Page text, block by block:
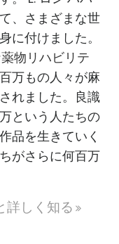
、さまざまな世
に付けました。
薬物リハビリテ
万もの人々が麻
れました。良識
という人たちの
品を生きていく
がさらに何百万
詳しく知る